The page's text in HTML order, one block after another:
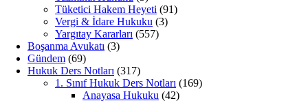
Tüketici Hakem Heyeti (91)
Vergi & İdare Hukuku (3)
Yargıtay Kararları (557)
Boşanma Avukatı (3)
Gündem (69)
Hukuk Ders Notları (317)
1. Sınıf Hukuk Ders Notları (169)
Anayasa Hukuku (42)